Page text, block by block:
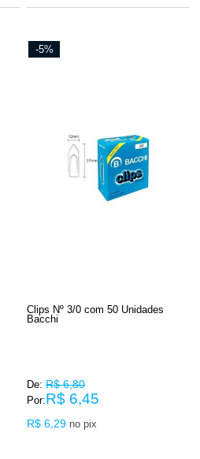
-5%
Clips Nº 3/0 com 50 Unidades
Bacchi
De: R$ 6,80
Por:R$ 6,45
R$ 6,29 no pix